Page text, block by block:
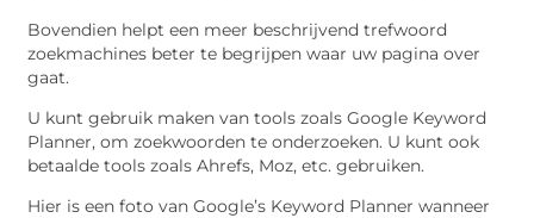
Bovendien helpt een meer beschrijvend trefwoord
zoekmachines beter te begrijpen waar uw pagina over
gaat.
U kunt gebruik maken van tools zoals Google Keyword
Planner, om zoekwoorden te onderzoeken. U kunt ook
betaalde tools zoals Ahrefs, Moz, etc. gebruiken.
Hier is een foto van Google’s Keyword Planner wanneer